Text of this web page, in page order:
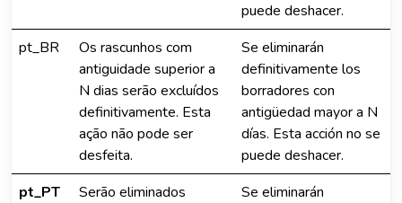
puede deshacer.
pt_BR
Os rascunhos com
antiguidade superior a
N dias serão excluídos
definitivamente. Esta
ação não pode ser
desfeita.
Se eliminarán
definitivamente los
borradores con
antigüedad mayor a N
días. Esta acción no se
puede deshacer.
pt_PT
Serão eliminados
Se eliminarán